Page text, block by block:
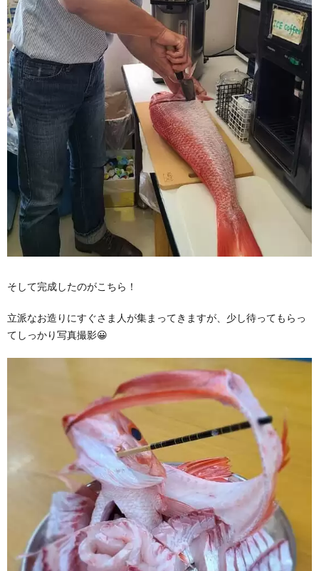
そして完成したのがこちら！
立派なお造りにすぐさま人が集まってきますが、少し待ってもらっ
てしっかり写真撮影😀